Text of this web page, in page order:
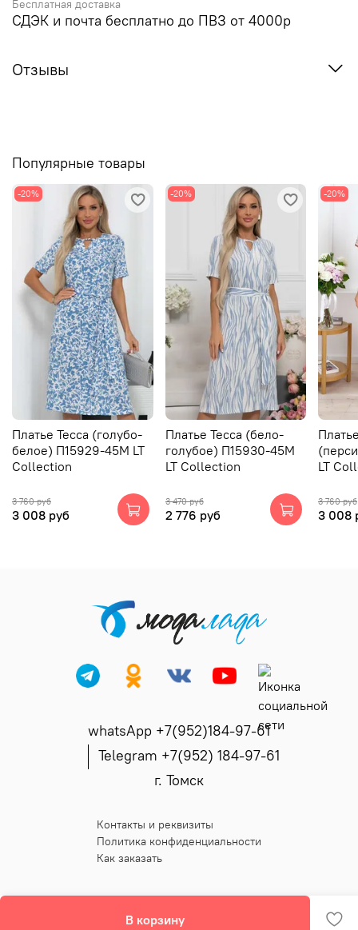
В корзину
Бесплатная доставка
СДЭК и почта бесплатно до ПВЗ от 4000р
Отзывы
Популярные товары
-20%
Платье Тесса (голубо-
белое) П15929-45М LT
Collection
3 760 руб
3 008 руб
-20%
Платье Тесса (бело-
голубое) П15930-45М
LT Collection
3 470 руб
2 776 руб
-20%
LT
3 760 руб
3 008
whatsApp +7(952)184-97-61
Telegram +7(952) 184-97-61
г. Томск
Контакты и реквизиты
Политика конфиденциальности
Как заказать